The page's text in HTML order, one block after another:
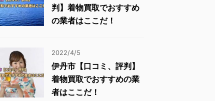
判】着物買取でおすすめ
の業者はここだ！
2022/4/5
伊丹市【口コミ、評判】
着物買取でおすすめの業
者はここだ！